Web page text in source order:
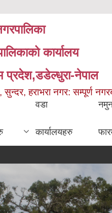
कार्यालय
प्रदेश,डडेल्धुरा-नेपाल
हराभरा नगर: सम्पूर्ण
वडा
कार्यालयहरु